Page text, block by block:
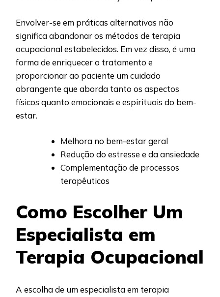
Envolver-se em práticas alternativas não
significa abandonar os métodos de terapia
ocupacional estabelecidos. Em vez disso, é uma
forma de enriquecer o tratamento e
proporcionar ao paciente um cuidado
abrangente que aborda tanto os aspectos
físicos quanto emocionais e espirituais do bem-
estar.
Melhora no bem-estar geral
Redução do estresse e da ansiedade
Complementação de processos
terapêuticos
Como Escolher Um
Especialista em
Terapia Ocupacional
A escolha de um especialista em terapia